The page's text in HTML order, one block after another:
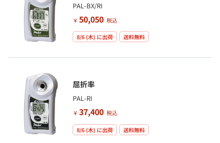
PAL-BX/RI
￥ 50,050 税込
8/6 (木)に出荷 送料無料
屈折率
PAL-RI
￥ 37,400 税込
8/6 (木)に出荷 送料無料